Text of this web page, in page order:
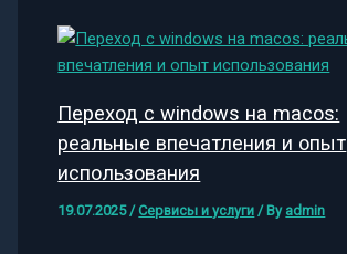
Переход с windows на macos:
реальные впечатления и опыт
использования
19.07.2025 /Сервисы и услуги / By admin